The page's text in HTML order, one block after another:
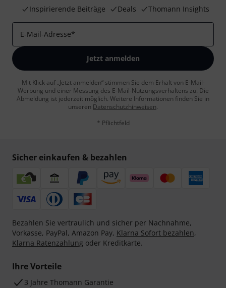
Inspirierende Beiträge
Deals Thomann Insights
E-Mail-Adresse*
Jetzt anmelden
Mit Klick auf „Jetzt anmelden“ stimmen Sie dem Erhalt von E-Mail-
Werbung und einer Messung des E-Mail-Nutzungsverhaltens zu. Die
Abmeldung ist jederzeit möglich. Weitere Informationen finden Sie in
unseren Datenschutzhinweisen.
* Pflichtfeld
Sicher einkaufen & bezahlen
Bezahlen Sie vertraulich und sicher per Nachnahme,
Vorkasse, PayPal, Amazon Pay, Klarna Sofort bezahlen,
Klarna Ratenzahlung oder Kreditkarte.
Ihre Vorteile
3 Jahre Thomann Garantie